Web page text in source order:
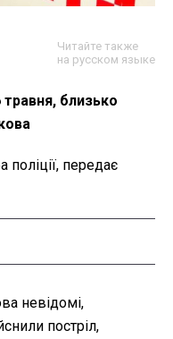
Читайте также
на русском языке
травня, близько
поліції, передає
невідомі,
постріл,